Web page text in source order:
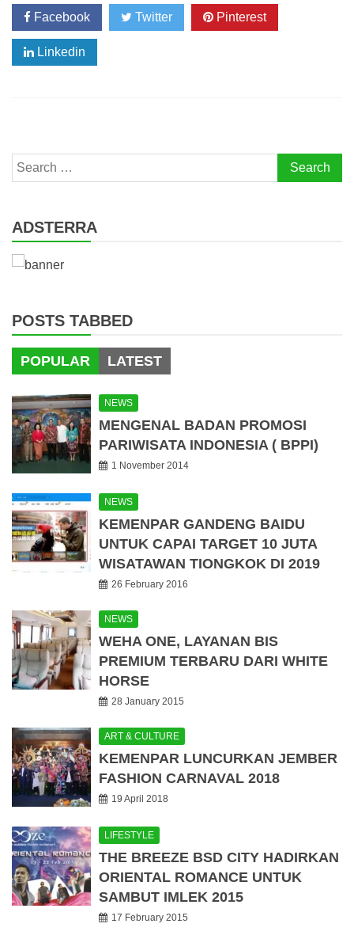
Facebook Twitter Pinterest
Linkedin
Search
for:
ADSTERRA
POSTS TABBED
POPULAR LATEST
NEWS
MENGENAL BADAN PROMOSI
PARIWISATA INDONESIA ( BPPI)
1 November 2014
NEWS
KEMENPAR GANDENG BAIDU
UNTUK CAPAI TARGET 10 JUTA
WISATAWAN TIONGKOK DI 2019
26 February 2016
NEWS
WEHA ONE, LAYANAN BIS
PREMIUM TERBARU DARI WHITE
HORSE
28 January 2015
ART & CULTURE
KEMENPAR LUNCURKAN JEMBER
FASHION CARNAVAL 2018
19 April 2018
LIFESTYLE
THE BREEZE BSD CITY HADIRKAN
ORIENTAL ROMANCE UNTUK
SAMBUT IMLEK 2015
17 February 2015